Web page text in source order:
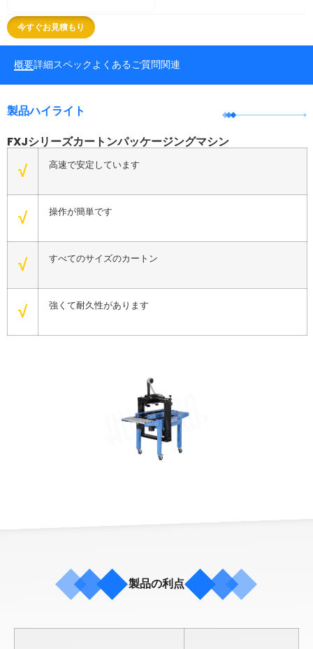
今すぐお見積もり
概要詳細スペックよくあるご質問関連
製品ハイライト
FXJシリーズカートンパッケージングマシン
√ 高速で安定しています
√ 操作が簡単です
√ すべてのサイズのカートン
√ 強くて耐久性があります
製品の利点